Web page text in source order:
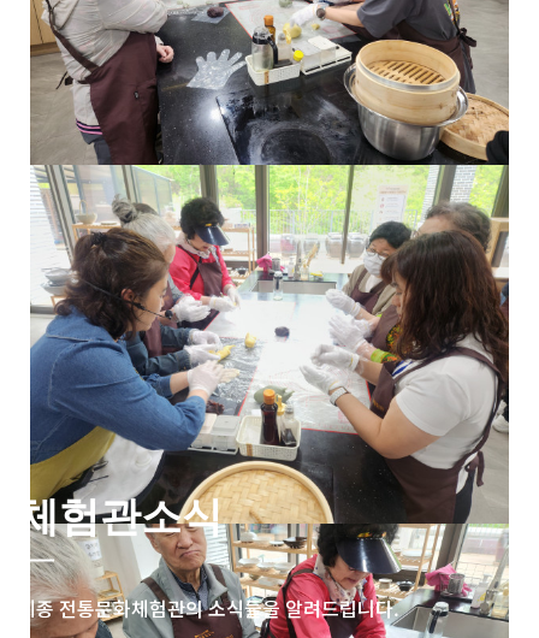
체험관소식
세종 전통문화체험관의 소식들을 알려드립니다.